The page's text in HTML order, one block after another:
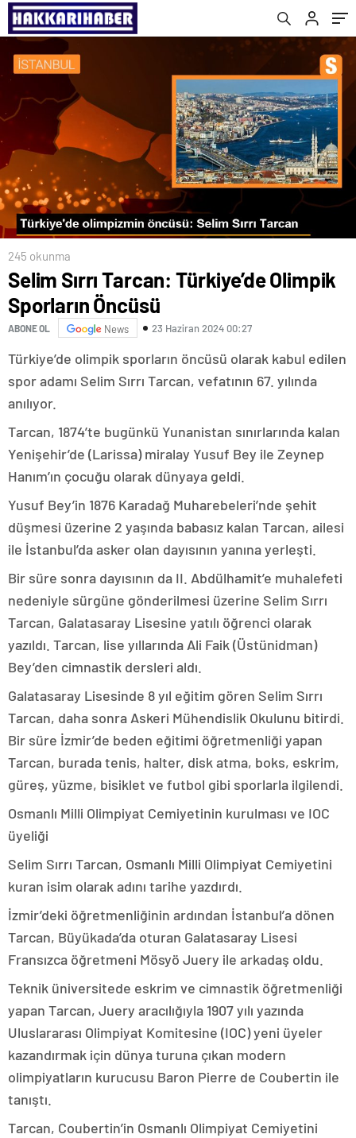
245 okunma
Selim Sırrı Tarcan: Türkiye’de Olimpik
Sporların Öncüsü
ABONE OL News 23 Haziran 2024 00:27
Türkiye’de olimpik sporların öncüsü olarak kabul edilen
spor adamı Selim Sırrı Tarcan, vefatının 67. yılında
anılıyor.
Tarcan, 1874’te bugünkü Yunanistan sınırlarında kalan
Yenişehir’de (Larissa) miralay Yusuf Bey ile Zeynep
Hanım’ın çocuğu olarak dünyaya geldi.
Yusuf Bey’in 1876 Karadağ Muharebeleri’nde şehit
düşmesi üzerine 2 yaşında babasız kalan Tarcan, ailesi
ile İstanbul’da asker olan dayısının yanına yerleşti.
Bir süre sonra dayısının da II. Abdülhamit’e muhalefeti
nedeniyle sürgüne gönderilmesi üzerine Selim Sırrı
Tarcan, Galatasaray Lisesine yatılı öğrenci olarak
yazıldı. Tarcan, lise yıllarında Ali Faik (Üstünidman)
Bey’den cimnastik dersleri aldı.
Galatasaray Lisesinde 8 yıl eğitim gören Selim Sırrı
Tarcan, daha sonra Askeri Mühendislik Okulunu bitirdi.
Bir süre İzmir’de beden eğitimi öğretmenliği yapan
Tarcan, burada tenis, halter, disk atma, boks, eskrim,
güreş, yüzme, bisiklet ve futbol gibi sporlarla ilgilendi.
Osmanlı Milli Olimpiyat Cemiyetinin kurulması ve IOC
üyeliği
Selim Sırrı Tarcan, Osmanlı Milli Olimpiyat Cemiyetini
kuran isim olarak adını tarihe yazdırdı.
İzmir’deki öğretmenliğinin ardından İstanbul’a dönen
Tarcan, Büyükada’da oturan Galatasaray Lisesi
Fransızca öğretmeni Mösyö Juery ile arkadaş oldu.
Teknik üniversitede eskrim ve cimnastik öğretmenliği
yapan Tarcan, Juery aracılığıyla 1907 yılı yazında
Uluslararası Olimpiyat Komitesine (IOC) yeni üyeler
kazandırmak için dünya turuna çıkan modern
olimpiyatların kurucusu Baron Pierre de Coubertin ile
tanıştı.
Tarcan, Coubertin’in Osmanlı Olimpiyat Cemiyetini